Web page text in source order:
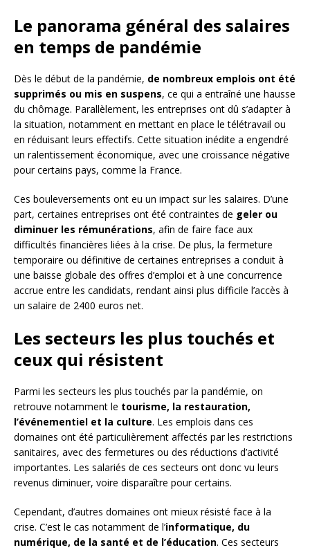
Le panorama général des salaires
en temps de pandémie
Dès le début de la pandémie, de nombreux emplois ont été
supprimés ou mis en suspens, ce qui a entraîné une hausse
du chômage. Parallèlement, les entreprises ont dû s’adapter à
la situation, notamment en mettant en place le télétravail ou
en réduisant leurs effectifs. Cette situation inédite a engendré
un ralentissement économique, avec une croissance négative
pour certains pays, comme la France.
Ces bouleversements ont eu un impact sur les salaires. D’une
part, certaines entreprises ont été contraintes de geler ou
diminuer les rémunérations, afin de faire face aux
difficultés financières liées à la crise. De plus, la fermeture
temporaire ou définitive de certaines entreprises a conduit à
une baisse globale des offres d’emploi et à une concurrence
accrue entre les candidats, rendant ainsi plus difficile l’accès à
un salaire de 2400 euros net.
Les secteurs les plus touchés et
ceux qui résistent
Parmi les secteurs les plus touchés par la pandémie, on
retrouve notamment le tourisme, la restauration,
l’événementiel et la culture. Les emplois dans ces
domaines ont été particulièrement affectés par les restrictions
sanitaires, avec des fermetures ou des réductions d’activité
importantes. Les salariés de ces secteurs ont donc vu leurs
revenus diminuer, voire disparaître pour certains.
Cependant, d’autres domaines ont mieux résisté face à la
crise. C’est le cas notamment de l’informatique, du
numérique, de la santé et de l’éducation. Ces secteurs